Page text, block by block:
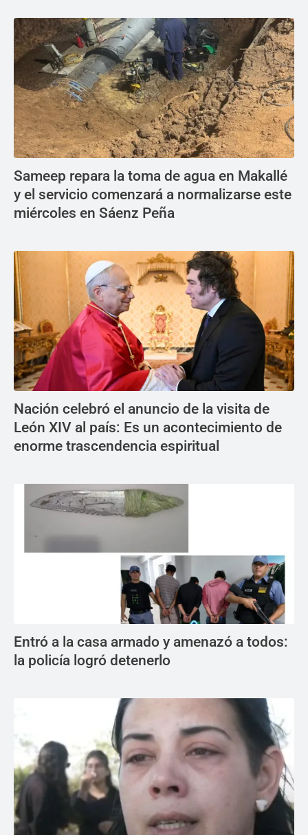
Sameep repara la toma de agua en Makallé
y el servicio comenzará a normalizarse este
miércoles en Sáenz Peña
Nación celebró el anuncio de la visita de
León XIV al país: Es un acontecimiento de
enorme trascendencia espiritual
Entró a la casa armado y amenazó a todos:
la policía logró detenerlo